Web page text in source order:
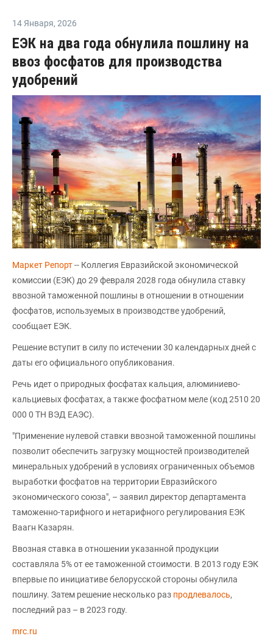
14 Января, 2026
ЕЭК на два года обнулила пошлину на
ввоз фосфатов для производства
удобрений
Маркет Репорт-- Коллегия Евразийской экономической
комиссии (ЕЭК) до 29 февраля 2028 года обнулила ставку
ввозной таможенной пошлины в отношении в отношении
фосфатов, используемых в производстве удобрений,
сообщает ЕЭК.
Решение вступит в силу по истечении 30 календарных дней с
даты его официального опубликования.
Речь идет о природных фосфатах кальция, алюминиево-
кальциевых фосфатах, а также фосфатном меле (код 2510 20
000 0 ТН ВЭД ЕАЭС).
"Применение нулевой ставки ввозной таможенной пошлины
позволит обеспечить загрузку мощностей производителей
минеральных удобрений в условиях ограниченных объемов
выработки фосфатов на территории Евразийского
экономического союза", – заявил директор департамента
таможенно-тарифного и нетарифного регулирования ЕЭК
Ваагн Казарян.
Ввозная ставка в отношении указанной продукции
составляла 5% от ее таможенной стоимости. В 2013 году ЕЭК
впервые по инициативе белорусской стороны обнулила
пошлину. Затем решение несколько раз продлевалось,
последний раз – в 2023 году.
mrc.ru